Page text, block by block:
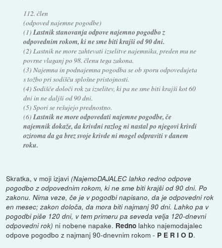
112. člen
(odpoved najemne pogodbe)
(1) Lastnik stanovanja odpove najemno pogodbo z
odpovednim rokom, ki ne sme biti krajši od 90 dni.
(2) Lastnik ne more zahtevati izselitve najemnika, preden mu ne
povrne vlaganj po 98. členu tega zakona.
(3) Najemna in podnajemna pogodba se ob sporu odpovedujeta
s tožbo pri sodišču splošne pristojnosti.
(4) Sodišče določi rok za izselitev, ki pa ne sme biti krajši kot 60
dni in ne daljši od 90 dni.
(5) Spori se rešujejo prednostno.
(6) Lastnik ne more odpovedati najemne pogodbe, če
najemnik dokaže, da krivdni razlog ni nastal po njegovi krivdi
oziroma da ga brez svoje krivde ni mogel odpraviti v danem
roku.
Skratka, v moji izjavi(NajemoDAJALEC lahko redno odpove
pogodbo z odpovednim rokom, ki ne sme biti krajši od 90 dni. Po
zakonu. Nima veze, če je v pogodbi napisano, da je odpovedni rok
en mesec; zakon določa, da mora biti najmanj 90 dni. Lahko pa v
pogodbi piše 120 dni, v tem primeru pa seveda velja 120-dnevni
odpovedni rok) ni nobene napake. Redno lahko najemodajalec
odpove pogodbo z najmanj 90-dnevnim rokom - P E R I O D.